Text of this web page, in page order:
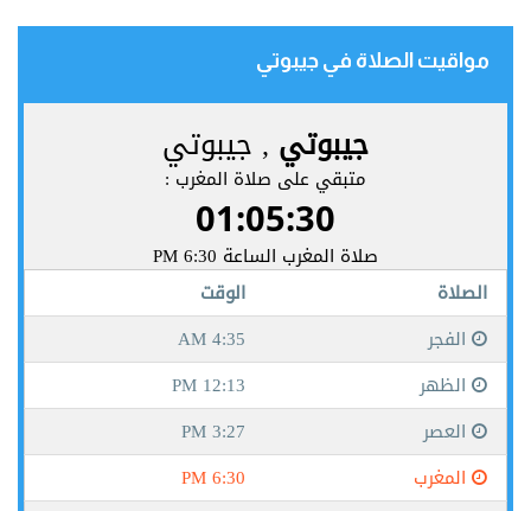
مواقيت الصلاة في جيبوتي‎